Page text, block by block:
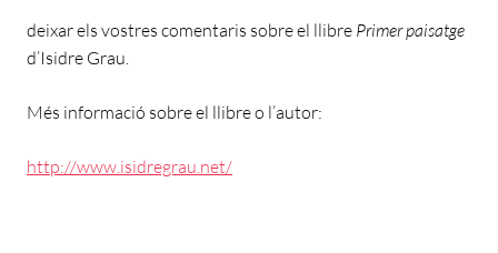
deixar els vostres comentaris sobre el llibre Primer paisatge
d’Isidre Grau.
Més informació sobre el llibre o l’autor:
http://www.isidregrau.net/